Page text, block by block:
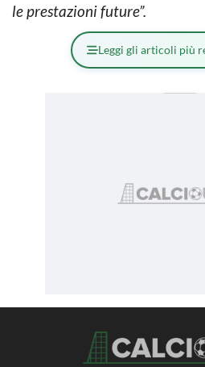
le prestazioni future”.
Leggi gli articoli più